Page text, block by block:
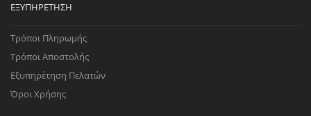
ΕΞΥΠΗΡΈΤΗΣΗ
Τρόποι Πληρωμής
Τρόποι Αποστολής
Εξυπηρέτηση Πελατών
Όροι Χρήσης